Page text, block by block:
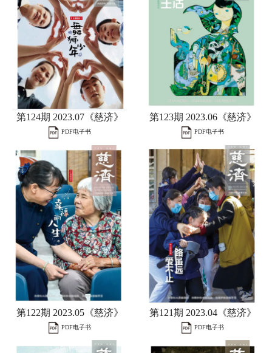
第124期 2023.07《慈济》
PDF电子书
第123期 2023.06《慈济》
PDF电子书
第122期 2023.05《慈济》
PDF电子书
第121期 2023.04《慈济》
PDF电子书